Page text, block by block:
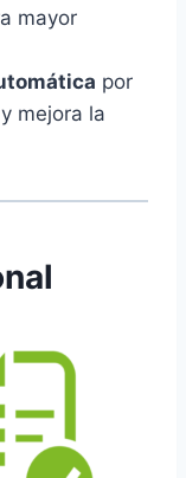
mayor
por
mejora la